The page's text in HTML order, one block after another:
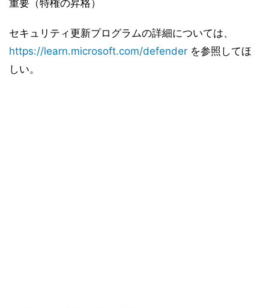
重要（特権の昇格）
セキュリティ更新プログラムの詳細については、
https://learn.microsoft.com/defender を参照してほ
しい。